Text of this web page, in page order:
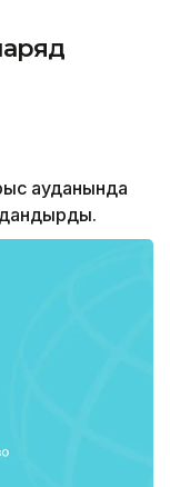
ауданында